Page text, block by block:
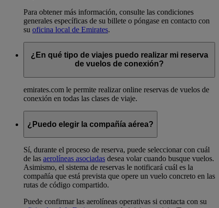
Para obtener más información, consulte las condiciones
generales específicas de su billete o póngase en contacto con
su oficina local de Emirates.
¿En qué tipo de viajes puedo realizar mi reserva
de vuelos de conexión?
emirates.com le permite realizar online reservas de vuelos de
conexión en todas las clases de viaje.
¿Puedo elegir la compañía aérea?
Sí, durante el proceso de reserva, puede seleccionar con cuál
de las aerolíneas asociadas desea volar cuando busque vuelos.
Asimismo, el sistema de reservas le notificará cuál es la
compañía que está prevista que opere un vuelo concreto en las
rutas de código compartido.
Puede confirmar las aerolíneas operativas si contacta con su